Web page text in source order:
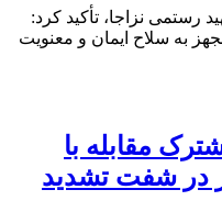
– فرمانده تیپ ۲۸۴ شهید رستمی نزاجا، تأکید کرد:
به سلاح ایمان و معنویت
مقابله با
در شفت تشدید